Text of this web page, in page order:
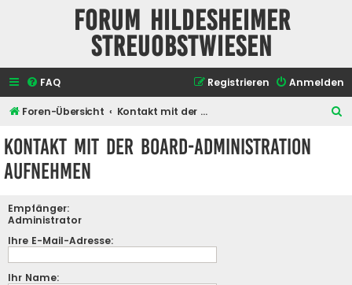
Forum Hildesheimer
Streuobstwiesen
FAQ Anmelden
Registrieren
Foren-Übersicht Kontakt mit der Board-Administration aufnehmen
Kontakt mit der Board-Administration
aufnehmen
Empfänger:
Administrator
Ihre E-Mail-Adresse:
Ihr Name: